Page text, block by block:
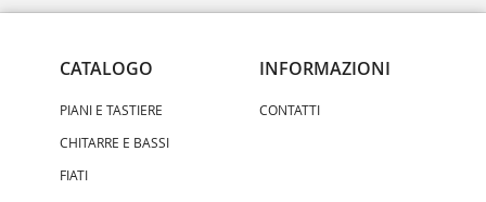
CATALOGO
PIANI E TASTIERE
CHITARRE E BASSI
FIATI
INFORMAZIONI
CONTATTI